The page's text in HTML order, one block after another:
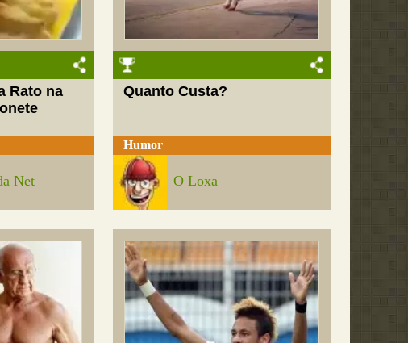
Rato na
Net
Quanto Custa?
Humor
O Loxa